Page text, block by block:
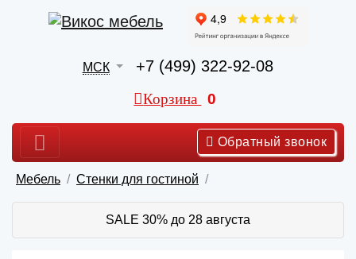
МСК +7 (499) 322-92-08
Корзина 0
Обратный звонок
Мебель Стенки для гостиной
SALE 30% до 28 августа